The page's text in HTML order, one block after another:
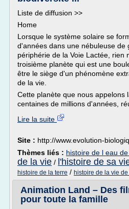
Liste de diffusion >>
Home
Lorsque le système solaire se
d'années dans une nébuleuse de
périphérie de la Voie Lactée, rien
troisième planète qui est une
être le siège d'un phénomène
de la vie.
Cette planète que nous appelons
centaines de millions d'années,
Lire la suite
Site : http://www.evolution-
Thèmes liés : histoire de l eau
de la vie / l'histoire de sa
histoire de la terre / histoire de la vie
Animation Land – Des
pour toute la famille